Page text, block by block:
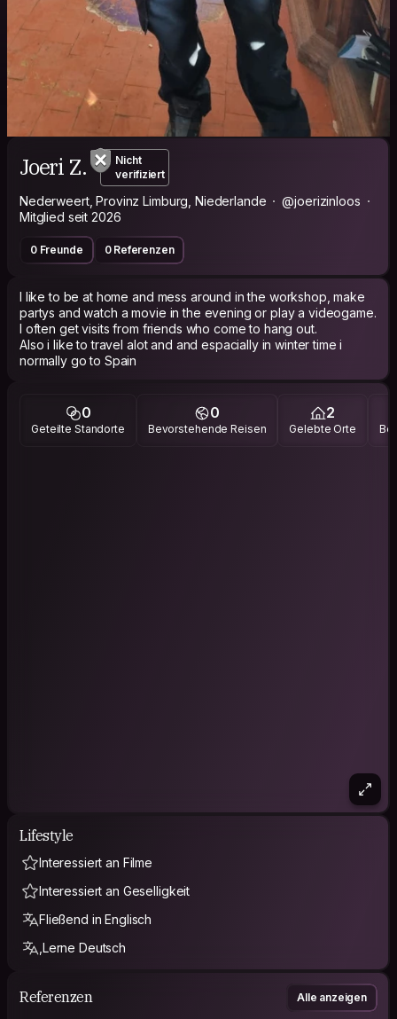
Joeri Z.
Nicht
verifiziert
Nederweert, Provinz Limburg, Niederlande
@joerizinloos
Mitglied seit 2026
0 Freunde 0 Referenzen
I like to be at home and mess around in the workshop, make
partys and watch a movie in the evening or play a videogame.
I often get visits from friends who come to hang out.
Also i like to travel alot and and espacially in winter time i
normally go to Spain
0
Geteilte Standorte
0
Bevorstehende Reisen
2
Gelebte Orte
Lifestyle
Interessiert an Filme
Interessiert an Geselligkeit
Fließend in Englisch
,Lerne Deutsch
Referenzen Alle anzeigen